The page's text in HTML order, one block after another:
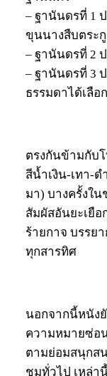
– ฐานันดรที่ 1
ขุนนางสืบตระ
– ฐานันดรที่ 2
– ฐานันดรที่ 3
ธรรมดาได้เลือ
ตรงกันข้ามกับ
สีน้ำเงิน-เทา-
มา) บางครั้งใน
สัมผัสอันยะเยือ
ร้ายกาจ บรรย
ทุกสารทิศ
นอกจากนี้หนัง
ความหมายซ่อ
ตามย่อมสนุกส
ชมทั่วไป เหล่า